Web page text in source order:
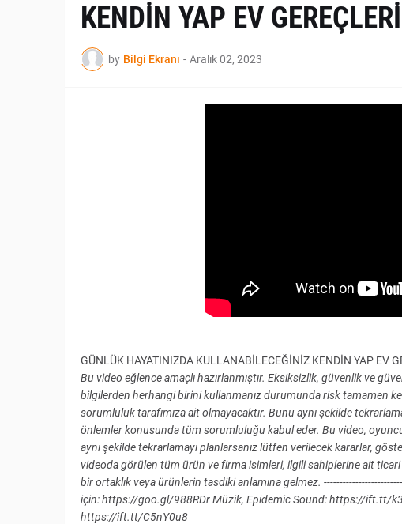
KENDİN YAP EV
by Bilgi Ekranı - Aralık 02, 2023
GÜNLÜK HAYATINIZDA KULLANABİLECEĞİNİZ KENDİN YAP EV
Bu video eğlence amaçlı hazırlanmıştır. Eksiksizlik, güvenlik ve
bilgilerden herhangi birini kullanmanız durumunda risk tamamen
sorumluluk tarafımıza ait olmayacaktır. Bunu aynı şekilde
önlemler konusunda tüm sorumluluğu kabul eder. Bu video,
aynı şekilde tekrarlamayı planlarsanız lütfen verilecek kararlar,
videoda görülen tüm ürün ve firma isimleri, ilgili sahiplerine ait
bir ortaklık veya ürünlerin tasdiki anlamına gelmez.
için: https://goo.gl/988RDr Müzik, Epidemic Sound: https://ift.tt/
https://ift.tt/C5nY0u8